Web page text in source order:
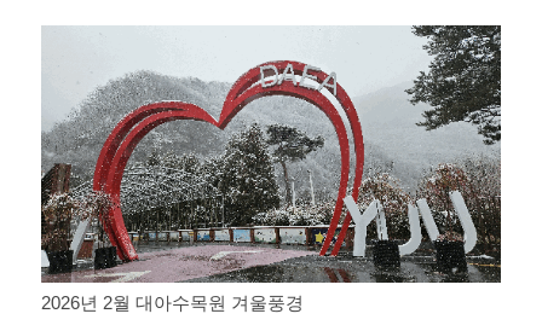
2026년 2월 대아수목원 겨울풍경